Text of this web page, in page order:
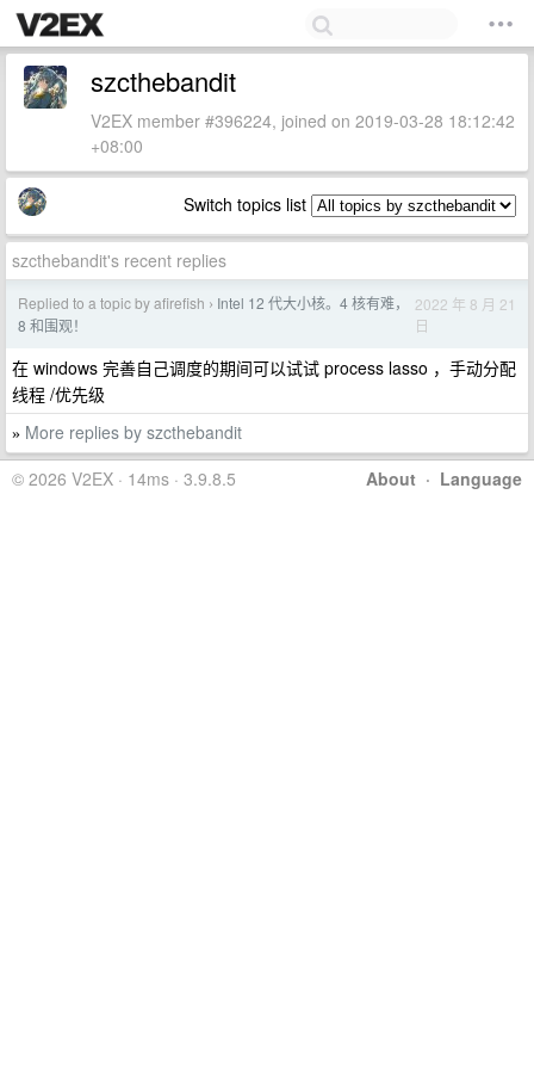
szcthebandit
V2EX member #396224, joined on 2019-03-28 18:12:42
+08:00
Switch topics list
szcthebandit's recent replies
Replied to a topic by afirefish › Intel 12 代大小核。4 核有难，
8 和围观！
2022 年 8 月 21
日
在 windows 完善自己调度的期间可以试试 process lasso ，手动分配
线程 /优先级
» More replies by szcthebandit
About · Language
© 2026 V2EX · 14ms · 3.9.8.5